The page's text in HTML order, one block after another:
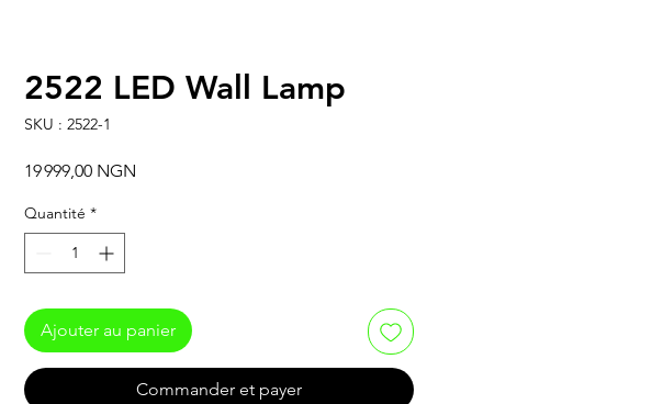
2522 LED Wall Lamp
SKU : 2522-1
19 999,00 NGN
Quantité *
Ajouter au panier
Commander et payer